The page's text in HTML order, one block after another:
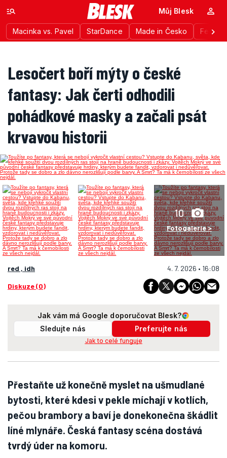
Macinka vs. Pavel StarDance Made in Česko
Můj Blesk
Lesočert boří mýty o české
fantasy: Jak čerti odhodili
pohádkové masky a začali psát
krvavou historii
10
Fotogalerie >
red , idh 4. 7. 2026 • 16:08
Diskuze (0)
Jak vám má Google doporučovat Blesk?
Sledujte nás
Preferujte nás
Jak to celé funguje
Přestaňte už konečně myslet na ušmudlané
bytosti, které kdesi v pekle míchají v kotlích,
pečou brambory a baví je donekonečna škádlit
líné mlynáře. Česká fantasy scéna dostává
tvrdý úder na komoru.